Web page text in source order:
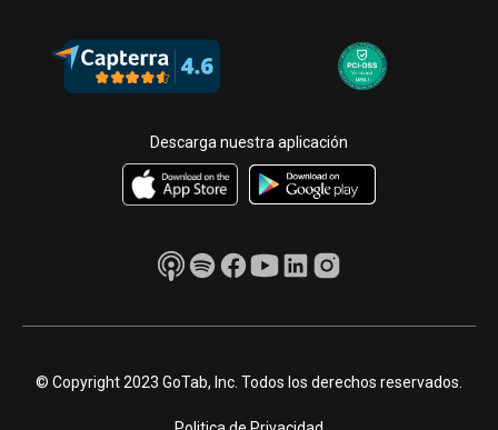
Descarga nuestra aplicación
© Copyright 2023 GoTab, Inc. Todos los derechos reservados.